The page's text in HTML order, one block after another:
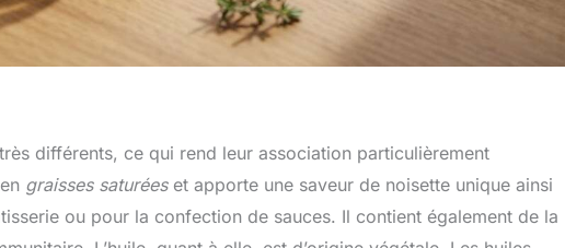
différents, ce qui rend leur association particulièrement
graisses saturéeset apporte une saveur de noisette unique ainsi
ou pour la confection de sauces. Il contient également de la